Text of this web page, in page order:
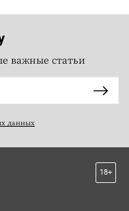
важные статьи
данных
18+